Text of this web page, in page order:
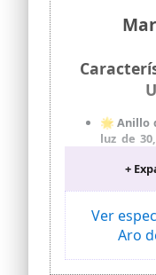
🌟 Anillo
luz de
que el
como
+
Ver
Aro